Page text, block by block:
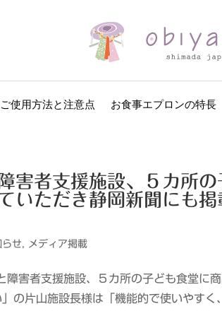
ご使用方法と注意点 お食事エプロンの特長
害者支援施設、５カ所
いただき静岡新聞にも掲
らせ, メディア掲載
害者支援施設、５カ所の子ども食堂に
の片山施設長様は「機能的で使いやすく